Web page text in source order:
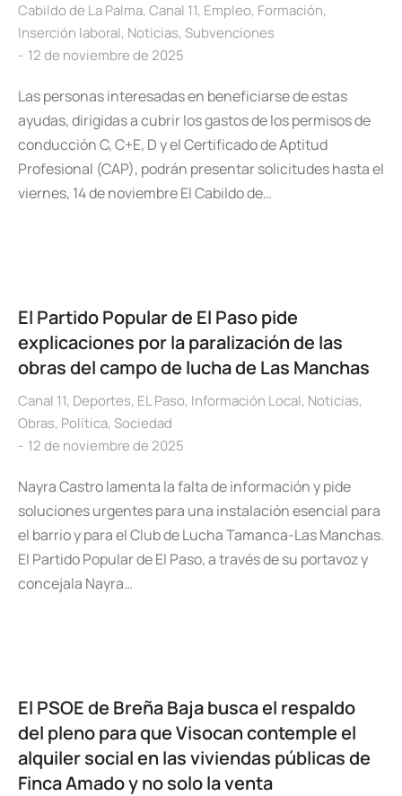
Cabildo de La Palma, Canal 11, Empleo, Formación,
Inserción laboral, Noticias, Subvenciones
12 de noviembre de 2025
Las personas interesadas en beneficiarse de estas
ayudas, dirigidas a cubrir los gastos de los permisos de
conducción C, C+E, D y el Certificado de Aptitud
Profesional (CAP), podrán presentar solicitudes hasta el
viernes, 14 de noviembre El Cabildo de…
El Partido Popular de El Paso pide
explicaciones por la paralización de las
obras del campo de lucha de Las Manchas
Canal 11, Deportes, EL Paso, Información Local, Noticias,
Obras, Política, Sociedad
12 de noviembre de 2025
Nayra Castro lamenta la falta de información y pide
soluciones urgentes para una instalación esencial para
el barrio y para el Club de Lucha Tamanca-Las Manchas.
El Partido Popular de El Paso, a través de su portavoz y
concejala Nayra…
El PSOE de Breña Baja busca el respaldo
del pleno para que Visocan contemple el
alquiler social en las viviendas públicas de
Finca Amado y no solo la venta